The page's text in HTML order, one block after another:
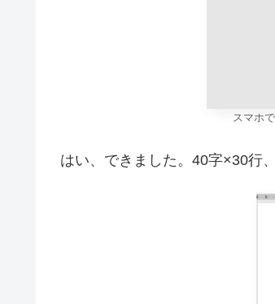
スマホ
はい、できました。40字×30行